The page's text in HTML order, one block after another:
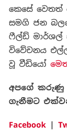
කෙසේ වෙතත්
සමගි ජන
ෆීල්ඩ් මාර්ශල්
විවේචනය
වූ වීඩියෝ
අපගේ කරුණු
ගැනීමට
Facebook|